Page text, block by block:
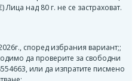
Лица над 80 г. не се застраховат.
според избрания вариант;;
да проверите за свободни
или да изпратите писмено